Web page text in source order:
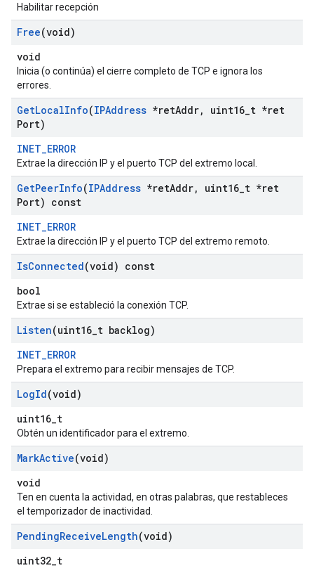
Habilitar recepción
Free(void)
void
Inicia (o continúa) el cierre completo de TCP e ignora los
errores.
GetLocalInfo(IPAddress *retAddr, uint16 t *ret
Port)
INET_ERROR
Extrae la dirección IP y el puerto TCP del extremo local.
GetPeerInfo(IPAddress *retAddr, uint16 t *ret
Port) const
INET_ERROR
Extrae la dirección IP y el puerto TCP del extremo remoto.
IsConnected(void) const
bool
Extrae si se estableció la conexión TCP.
Listen(uint16 t backlog)
INET_ERROR
Prepara el extremo para recibir mensajes de TCP.
LogId(void)
uint16_t
Obtén un identificador para el extremo.
MarkActive(void)
void
Ten en cuenta la actividad, en otras palabras, que restableces
el temporizador de inactividad.
PendingReceiveLength(void)
uint32_t